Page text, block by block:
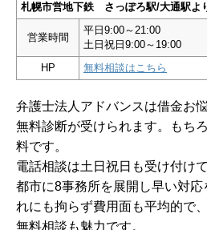
札幌市営地下鉄 さっぽろ駅/大通駅よ
営業時間
平日9:00～21:00
土日祝日9:00～19:00
HP
無料相談はこちら
弁護士法人アドバンスは借金お
無料診断が受けられます。もち
料です。
電話相談は土日祝日も受け付け
都市に8事務所を展開し早い対
れにも拘らず費用面も平均的で
無料相談も魅力です。